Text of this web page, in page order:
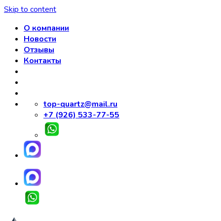
Skip to content
О компании
Новости
Отзывы
Контакты
top-quartz@mail.ru
+7 (926) 533-77-55